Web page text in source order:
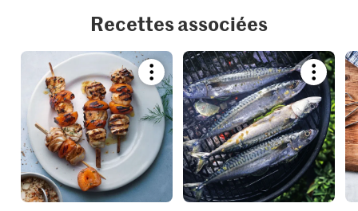
Recettes associées
Bookmark
recipe
or
add
it
your
collections.
recipe
or
add
it
to
your